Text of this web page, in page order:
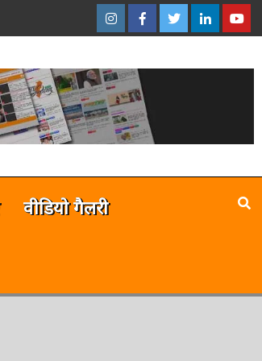
इंस्टाग्राम
ऑनलाईन
भारत
न्यूज़
फेसबुक
ऑनलाईन
भारत
न्यूज़
ट्विटर
ऑनलाईन
ऑनलाईन
न्यूज़
यू-
–
वीडियो गैलरी